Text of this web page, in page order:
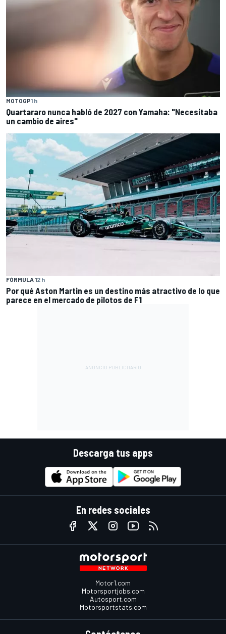
MOTOGP1 h
Quartararo nunca habló de 2027 con Yamaha: "Necesitaba
un cambio de aires"
FÓRMULA 12 h
Por qué Aston Martin es un destino más atractivo de lo que
parece en el mercado de pilotos de F1
Descarga tus apps
En redes sociales
Motor1.com
Motorsportjobs.com
Autosport.com
Motorsportstats.com